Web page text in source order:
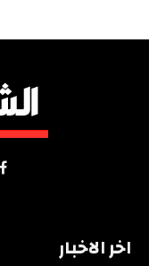
اخر الاخبار